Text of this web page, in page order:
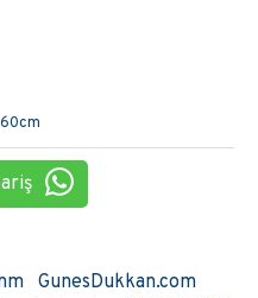
GunesDukkan.com